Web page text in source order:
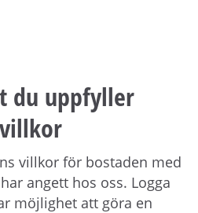
har inte rätt att
bostäder.
under tiden du studerar.
du uppfyller
villkor för bostaden med
angett hos oss. Logga
möjlighet att göra en